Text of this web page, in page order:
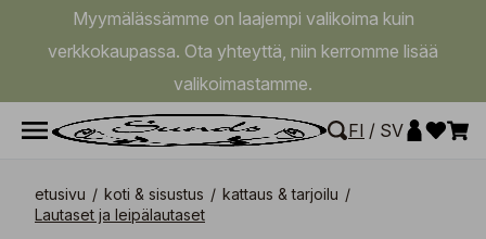
Myymälässämme on laajempi valikoima kuin
verkkokaupassa. Ota yhteyttä, niin kerromme lisää
valikoimastamme.
FI / SV
etusivu / koti & sisustus / kattaus & tarjoilu /
Lautaset ja leipälautaset